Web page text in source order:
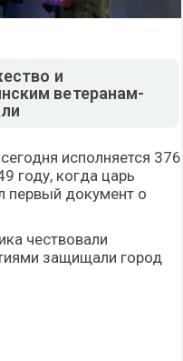
и
ветеранам-
исполняется 376
году, когда царь
первый документ о
чествовали
защищали город